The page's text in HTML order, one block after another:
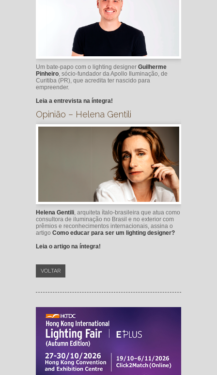
Um bate-papo com o lighting designer Guilherme
Pinheiro , sócio-fundador da Apollo Iluminação, de
Curitiba (PR), que acredita ter nascido para
empreender.
Leia a entrevista na íntegra!
Opinião – Helena Gentili
Helena Gentili , arquiteta ítalo-brasileira que atua como
consultora de iluminação no Brasil e no exterior com
prêmios e reconhecimentos internacionais, assina o
artigo Como educar para ser um lighting designer?
Leia o artigo na íntegra!
VOLTAR